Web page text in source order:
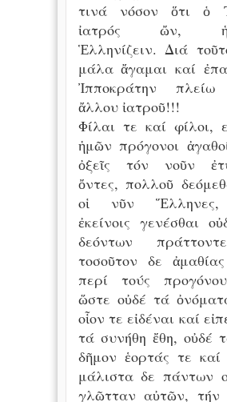
τινά νόσον ὅτι ὁ
ἰατρός ὤν,
Ἑλληνίζειν. Διά
μάλα ἄγαμαι καί
Ἰπποκράτην πλείω
ἄλλου ἰατροῦ!!!
Φίλαι τε καί φίλοι,
ἡμῶν πρόγονοι
ὀξεῖς τόν νοῦν
ὄντες, πολλοῦ
οἱ νῦν Ἕλληνες,
ἐκείνοις γενέσθαι
δεόντων
τοσοῦτον δε
περί τούς
ὥστε οὐδέ τά
οἷον τε εἰδέναι καί
τά συνήθη ἔθη, οὐδέ
δῆμον ἑορτάς τε καί
μάλιστα δε πάντων
γλῶτταν αὐτῶν, τήν